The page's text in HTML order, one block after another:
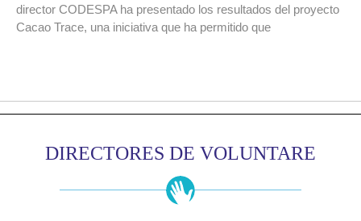
director CODESPA ha presentado los resultados del proyecto
Cacao Trace, una iniciativa que ha permitido que
DIRECTORES DE VOLUNTARE